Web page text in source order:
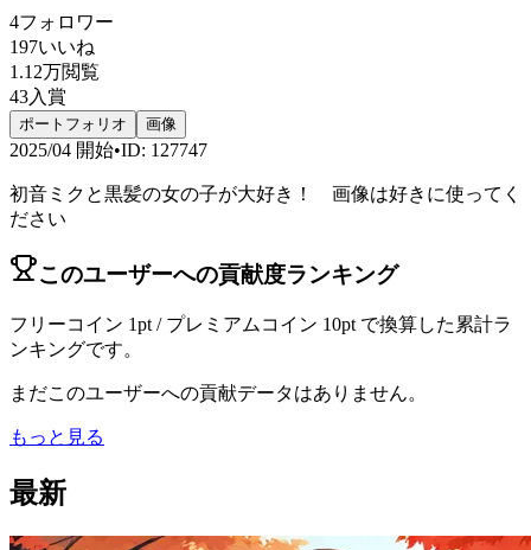
4フォロワー
197いいね
1.12万閲覧
43入賞
ポートフォリオ 画像
2025/04 開始•ID: 127747
初音ミクと黒髪の女の子が大好き！ 画像は好きに使ってく
ださい
このユーザーへの貢献度ランキング
フリーコイン 1pt / プレミアムコイン 10pt で換算した累計ラ
ンキングです。
まだこのユーザーへの貢献データはありません。
もっと見る
最新